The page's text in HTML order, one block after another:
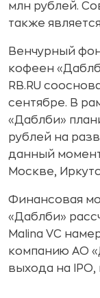
млн рублей.
также
Венчурный
кофеен
RB.RU
сентябре. В
«Даблби»
рублей на
данный
Москве,
Финансовая
«Даблби»
Malina VC
компанию АО
выхода на